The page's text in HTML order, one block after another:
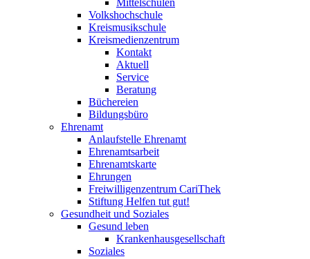
Mittelschulen
Volkshochschule
Kreismusikschule
Kreismedienzentrum
Kontakt
Aktuell
Service
Beratung
Büchereien
Bildungsbüro
Ehrenamt
Anlaufstelle Ehrenamt
Ehrenamtsarbeit
Ehrenamtskarte
Ehrungen
Freiwilligenzentrum CariThek
Stiftung Helfen tut gut!
Gesundheit und Soziales
Gesund leben
Krankenhausgesellschaft
Soziales